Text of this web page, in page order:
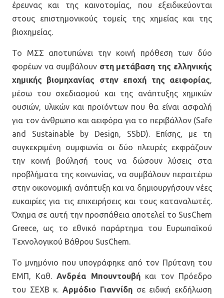
έρευνας και της καινοτομίας, που εξειδικεύονται
στους επιστημονικούς τομείς της χημείας και της
βιοχημείας.
Το ΜΣΣ αποτυπώνει την κοινή πρόθεση των δύο
φορέων να συμβάλουν στη μετάβαση της ελληνικής
χημικής βιομηχανίας στην εποχή της αειφορίας,
μέσω του σχεδιασμού και της ανάπτυξης χημικών
ουσιών, υλικών και προϊόντων που θα είναι ασφαλή
για τον άνθρωπο και αειφόρα για το περιβάλλον (Safe
and Sustainable by Design, SSbD). Επίσης, με τη
συγκεκριμένη συμφωνία οι δύο πλευρές εκφράζουν
την κοινή βούλησή τους να δώσουν λύσεις στα
προβλήματα της κοινωνίας, να συμβάλουν περαιτέρω
στην οικονομική ανάπτυξη και να δημιουργήσουν νέες
ευκαιρίες για τις επιχειρήσεις και τους καταναλωτές.
Όχημα σε αυτή την προσπάθεια αποτελεί το SusChem
Greece, ως το εθνικό παράρτημα του Ευρωπαϊκού
Τεχνολογικού Βάθρου SusChem.
Το μνημόνιο που υπογράφηκε από τον Πρύτανη του
ΕΜΠ, Καθ.Ανδρέα Μπουντουβήκαι τον Πρόεδρο
του ΣΕΧΒ κ.Αρμόδιο Γιαννίδη σε ειδική εκδήλωση